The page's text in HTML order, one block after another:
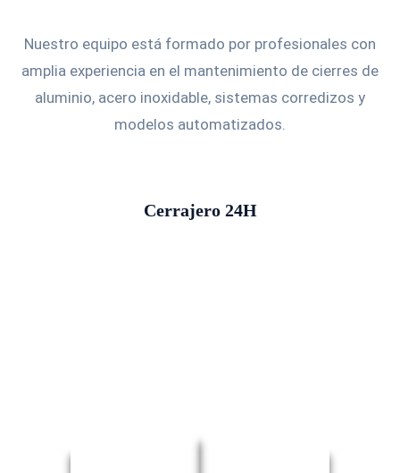
Nuestro equipo está formado por profesionales con
amplia experiencia en el mantenimiento de cierres de
aluminio, acero inoxidable, sistemas corredizos y
modelos automatizados.
Cerrajero 24H